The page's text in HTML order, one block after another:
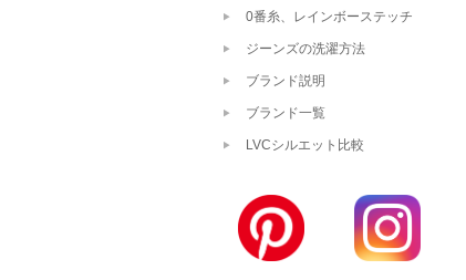
0番糸、レインボーステッチ
ジーンズの洗濯方法
ブランド説明
ブランド一覧
LVCシルエット比較